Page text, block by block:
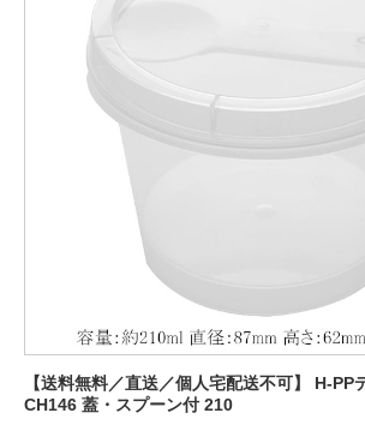
【送料無料／直送／個人宅配送不可】 H-PP
CH146 蓋・スプーン付 210